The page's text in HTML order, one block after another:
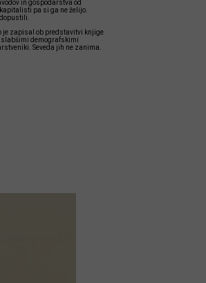
in gospodarstva od
pa si ga ne želijo.
je zapisal ob predstavitvi knjige
slabšimi demografskimi
Seveda jih ne zanima.